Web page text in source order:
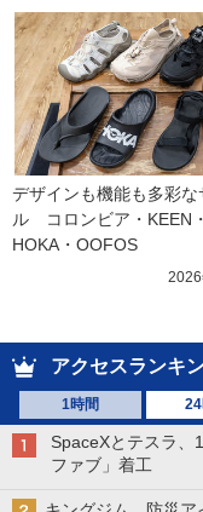
デザインも機能も多彩な
ル　コロンビア・KEEN
HOKA・OOFOS
2026
アクセスランキ
1時間
SpaceXとテスラ、
ファブ」着工